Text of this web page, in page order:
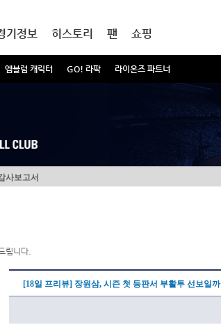
엠블럼 캐릭터 GO! 라팍 라이온즈 파트너
기정보 히스토리 팬 쇼핑
사보고서
립니다.
[18일 프리뷰] 장원삼, 시즌 첫 등판서 부활투 선보일까